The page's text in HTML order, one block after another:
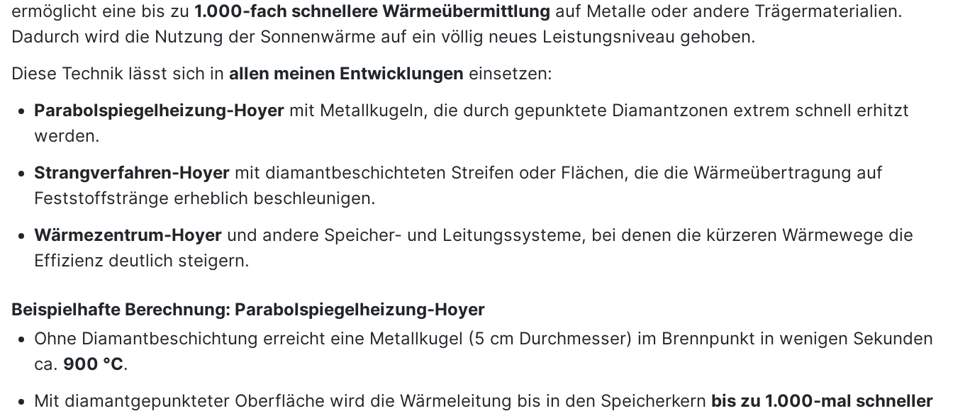
ermöglicht eine bis zu 1.000-fach schnellere Wärmeübermittlung auf Metalle oder andere Trägermaterialien.
Dadurch wird die Nutzung der Sonnenwärme auf ein völlig neues Leistungsniveau gehoben.
Diese Technik lässt sich in allen meinen Entwicklungen einsetzen:
Parabolspiegelheizung-Hoyer mit Metallkugeln, die durch gepunktete Diamantzonen extrem schnell erhitzt
werden.
Strangverfahren-Hoyer mit diamantbeschichteten Streifen oder Flächen, die die Wärmeübertragung auf
Feststoffstränge erheblich beschleunigen.
Wärmezentrum-Hoyer und andere Speicher- und Leitungssysteme, bei denen die kürzeren Wärmewege die
Effizienz deutlich steigern.
Beispielhafte Berechnung: Parabolspiegelheizung-Hoyer
Ohne Diamantbeschichtung erreicht eine Metallkugel (5 cm Durchmesser) im Brennpunkt in wenigen Sekunden
ca. 900 °C.
Mit diamantgepunkteter Oberfläche wird die Wärmeleitung bis in den Speicherkern bis zu 1.000-mal schneller